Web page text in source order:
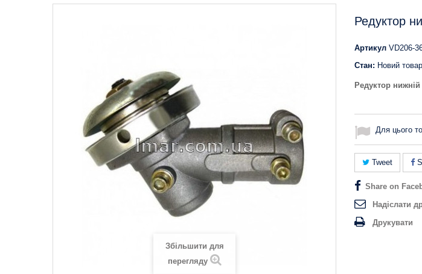
Збільшити для
перегляду
Редуктор
Артикул VD206-
Стан: Новий товар
Редуктор
Для цього
Tweet
Share on
Надіслати
Друкувати